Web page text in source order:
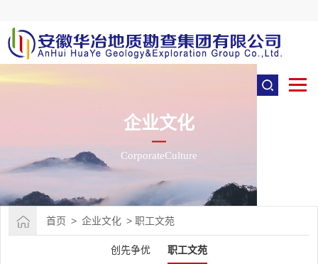
企业文化
CorporateCulture
首页 > 企业文化 >职工文苑
创先争优 职工文苑